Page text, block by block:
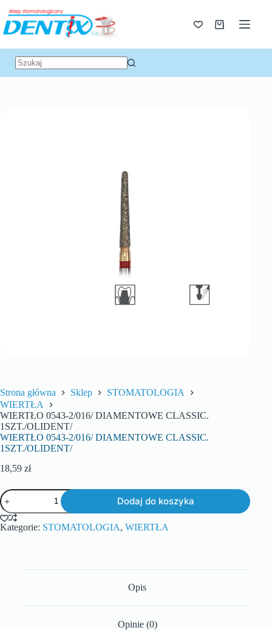
Strona główna Sklep
STOMATOLOGIA
WIERTŁA
WIERTŁO 0543-2/016/ DIAMENTOWE CLASSIC.
1SZT./OLIDENT/
WIERTŁO 0543-2/016/ DIAMENTOWE CLASSIC.
1SZT./OLIDENT/
18,59 zł
Dodaj do koszyka
Kategorie: STOMATOLOGIA, WIERTŁA
Opis
Opinie (0)